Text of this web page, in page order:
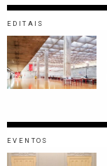
EDITAIS
EVENTOS